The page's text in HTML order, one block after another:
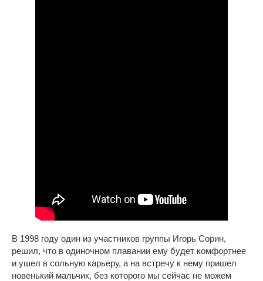
В 1998 году один из участников группы Игорь Сорин,
решил, что в одиночном плавании ему будет комфортнее
и ушел в сольную карьеру, а на встречу к нему пришел
новенький мальчик, без которого мы сейчас не можем